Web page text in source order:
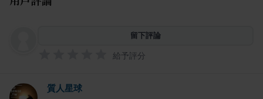
留下評論
給予評分
質人星球